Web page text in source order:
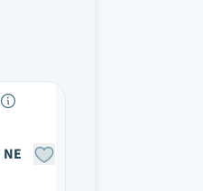
NE